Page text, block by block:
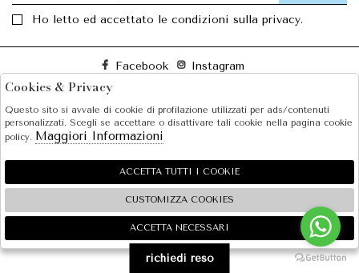
Ho letto ed accettato le condizioni sulla privacy.
Facebook Instagram
SOLE S.R.L.
SHOPPING
EXTRA
2026 SOLE S.R.L. - P.iva : 07456781215 Powered byAteliersocietàgruppo Zucchetti
🍪
richiedi reso
Cookies & Privacy
Questo sito si avvale di cookie di profilazione utilizzati per ads/contenuti
personalizzati. Scegli se accettare o disattivare tali cookie nella pagina cookie
policy. Maggiori Informazioni
ACCETTA TUTTI I COOKIE
CUSTOMIZZA COOKIES
ACCETTA NECESSARI